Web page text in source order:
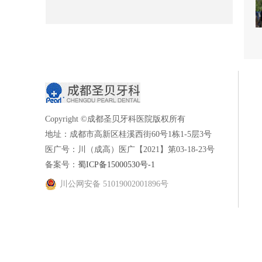
Copyright ©成都圣贝牙科医院版权所有
地址：成都市高新区桂溪西街60号1栋1-5层3号
医广号：川（成高）医广【2021】第03-18-23号
备案号： 蜀ICP备15000530号-1
川公网安备 51019002001896号